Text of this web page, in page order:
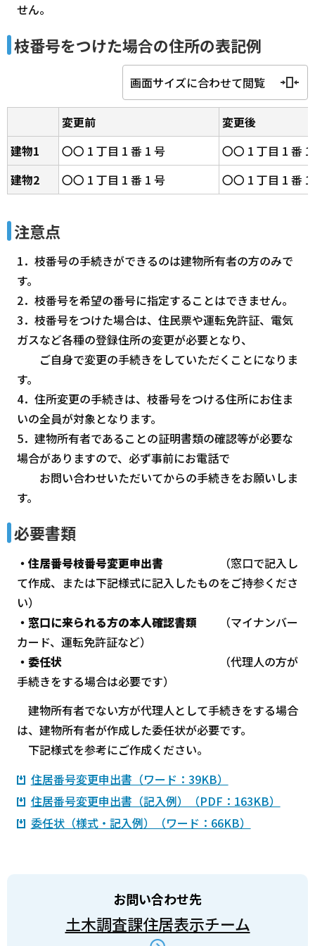
せん。
枝番号をつけた場合の住所の表記例
画面サイズに合わせて閲覧
変更前
変更後
建物1
〇〇 1 丁目 1 番 1 号 〇〇 1 丁目 1 番 1
建物2
〇〇 1 丁目 1 番 1 号 〇〇 1 丁目 1 番 1
注意点
1．枝番号の手続きができるのは建物所有者の方のみで
す。
2．枝番号を希望の番号に指定することはできません。
3．枝番号をつけた場合は、住民票や運転免許証、電気
ガスなど各種の登録住所の変更が必要となり、
ご自身で変更の手続きをしていただくことになりま
す。
4．住所変更の手続きは、枝番号をつける住所にお住ま
いの全員が対象となります。
5．建物所有者であることの証明書類の確認等が必要な
場合がありますので、必ず事前にお電話で
お問い合わせいただいてからの手続きをお願いしま
す。
必要書類
・住居番号枝番号変更申出書 （窓口で記入し
て作成、または下記様式に記入したものをご持参くださ
い）
・窓口に来られる方の本人確認書類 （マイナンバー
カード、運転免許証など）
・委任状
（代理人の方が
手続きをする場合は必要です）
建物所有者でない方が代理人として手続きをする場合
は、建物所有者が作成した委任状が必要です。
下記様式を参考にご作成ください。
住居番号変更申出書（ワード：39KB）
住居番号変更申出書（記入例）（PDF：163KB）
委任状（様式・記入例）（ワード：66KB）
お問い合わせ先
土木調査課住居表示チーム